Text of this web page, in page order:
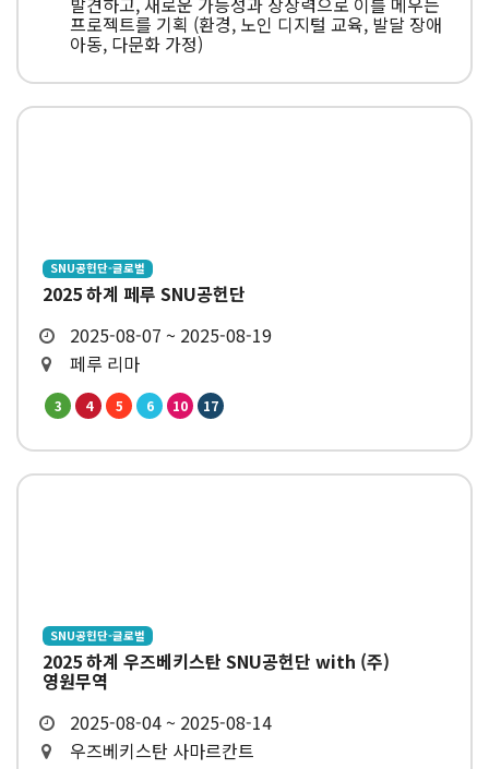
프로젝트를 기획 (환경, 노인 디지털 교육, 발달 장애
아동, 다문화 가정)
SNU공헌단-글로벌
2025 하계 페루 SNU공헌단
2025-08-07 ~ 2025-08-19
페루 리마
3 4 5 6 10 17
SNU공헌단-글로벌
2025 하계 우즈베키스탄 SNU공헌단 with (주)
영원무역
2025-08-04 ~ 2025-08-14
우즈베키스탄 사마르칸트